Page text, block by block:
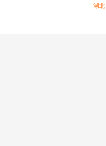
湖北